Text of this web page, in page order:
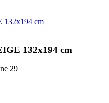
132x194 cm
29